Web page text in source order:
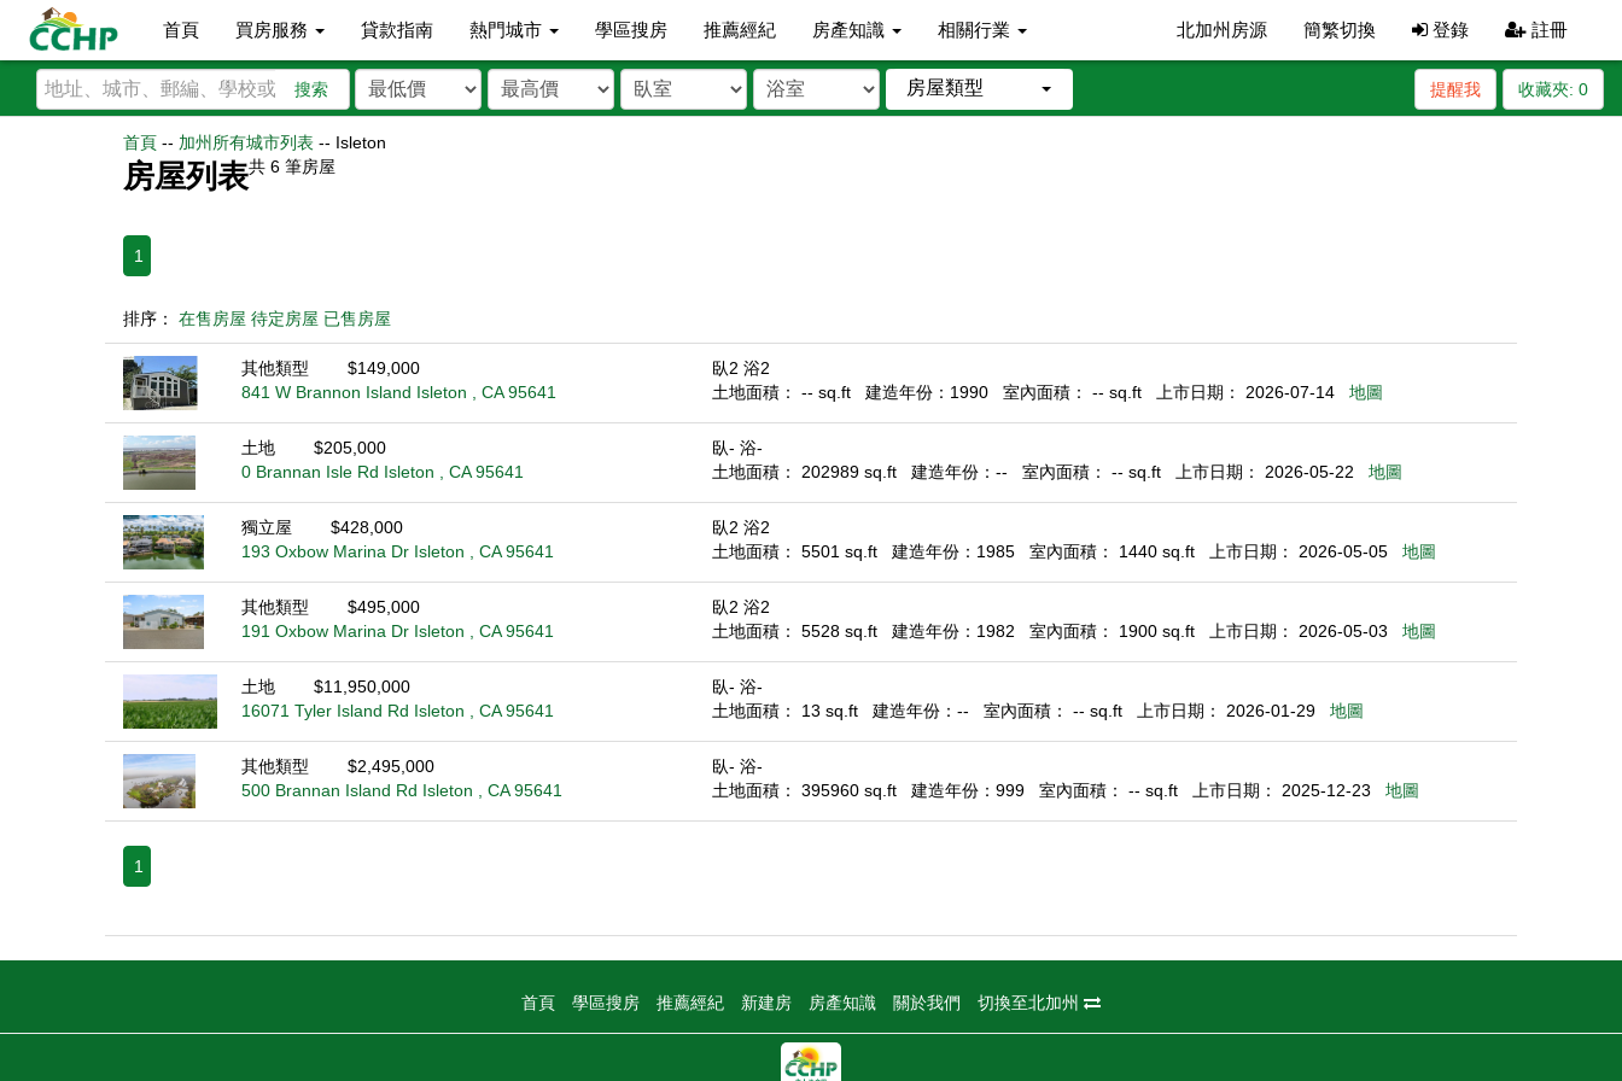
首頁 買房服務 貸款指南 熱門城市 學區搜房 推薦經紀 房產知識 相關行業 北加州房源 簡繁切換 登錄 註冊
搜索 房屋類型 收藏夾: 0
提醒我
首頁 -- 加州所有城市列表 -- Isleton
房屋列表共 6 筆房屋
1
排序： 在售房屋 待定房屋 已售房屋
其他類型
$149,000
841 W Brannon Island Isleton , CA 95641
臥2 浴2
土地面積： -- sq.ft
建造年份：1990 室內面積： -- sq.ft 上市日期： 2026-07-14 地圖
土地
$205,000
0 Brannan Isle Rd Isleton , CA 95641
臥- 浴-
土地面積： 202989 sq.ft
建造年份：-- 室內面積： -- sq.ft 上市日期： 2026-05-22 地圖
獨立屋
$428,000
193 Oxbow Marina Dr Isleton , CA 95641
臥2 浴2
土地面積： 5501 sq.ft
建造年份：1985 室內面積： 1440 sq.ft 上市日期： 2026-05-05 地圖
其他類型
$495,000
191 Oxbow Marina Dr Isleton , CA 95641
臥2 浴2
土地面積： 5528 sq.ft
建造年份：1982 室內面積： 1900 sq.ft 上市日期： 2026-05-03 地圖
土地
$11,950,000
16071 Tyler Island Rd Isleton , CA 95641
臥- 浴-
土地面積： 13 sq.ft
建造年份：-- 室內面積： -- sq.ft 上市日期： 2026-01-29 地圖
其他類型
$2,495,000
500 Brannan Island Rd Isleton , CA 95641
臥- 浴-
土地面積： 395960 sq.ft
建造年份：999 室內面積： -- sq.ft 上市日期： 2025-12-23 地圖
1
首頁 學區搜房 推薦經紀 新建房 房產知識 關於我們 切換至北加州